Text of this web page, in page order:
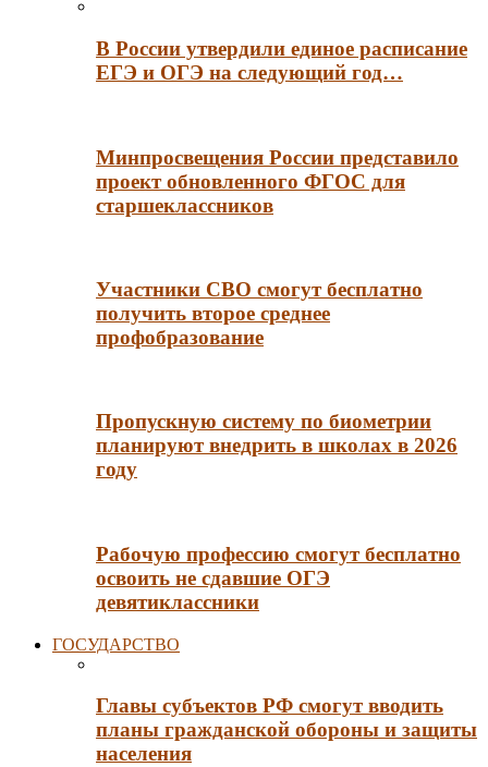
В России утвердили единое расписание
ЕГЭ и ОГЭ на следующий год…
Минпросвещения России представило
проект обновленного ФГОС для
старшеклассников
Участники СВО смогут бесплатно
получить второе среднее
профобразование
Пропускную систему по биометрии
планируют внедрить в школах в 2026
году
Рабочую профессию смогут бесплатно
освоить не сдавшие ОГЭ
девятиклассники
ГОСУДАРСТВО
Главы субъектов РФ смогут вводить
планы гражданской обороны и защиты
населения